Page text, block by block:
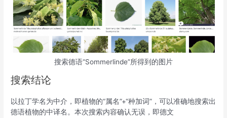
搜索德语“Sommerlinde”所得到的图片
搜索结论
以拉丁学名为中介，即植物的“属名”+“种加词”，可以准确地搜索出
德语植物的中译名。本次搜索内容确认无误，即德文